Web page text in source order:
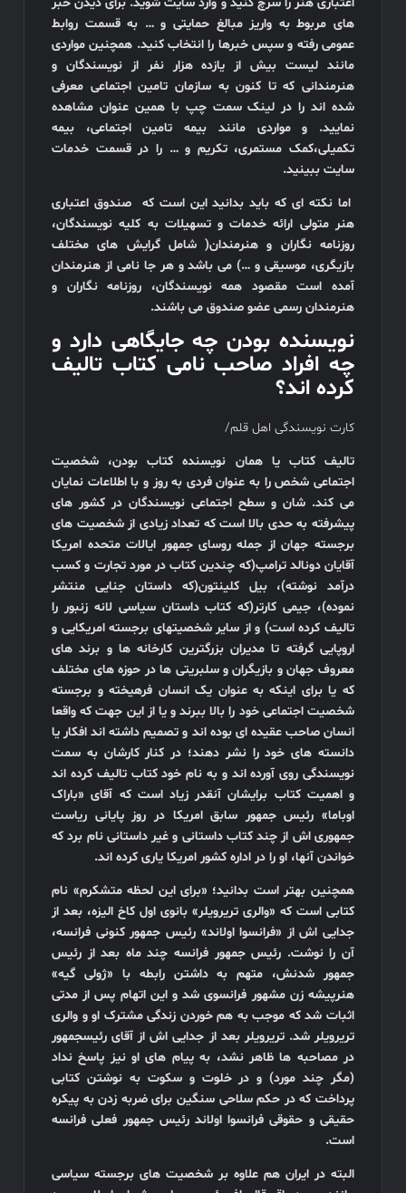
های مربوط به واریز مبالغ حمایتی و … به قسمت روابط
عمومی رفته و سپس خبرها را انتخاب کنید. همچنین مواردی
مانند لیست بیش از یازده هزار نفر از نویسندگان و
هنرمندانی که تا کنون به سازمان تامین اجتماعی معرفی
شده اند را در لینک سمت چپ با همین عنوان مشاهده
نمایید. و مواردی مانند بیمه تامین اجتماعی، بیمه
تکمیلی،کمک مستمری، تکریم و … را در قسمت خدمات
سایت ببینید.
اما نکته ای که باید بدانید این است که صندوق اعتباری
هنر متولی ارائه خدمات و تسهیلات به کلیه نویسندگان،
روزنامه نگاران و هنرمندان( شامل گرایش های مختلف
بازیگری، موسیقی و …) می باشد و هر جا نامی از هنرمندان
آمده است مقصود همه نویسندگان، روزنامه نگاران و
هنرمندان رسمی عضو صندوق می باشند.
نویسنده بودن چه جایگاهی دارد و
چه افراد صاحب نامی کتاب تالیف
کرده اند؟
کارت نویسندگی اهل قلم/
تالیف کتاب یا همان نویسنده کتاب بودن، شخصیت
اجتماعی شخص را به عنوان فردی به روز و با اطلاعات نمایان
می کند. شان و سطح اجتماعی نویسندگان در کشور های
پیشرفته به حدی بالا است که تعداد زیادی از شخصیت های
برجسته جهان از جمله روسای جمهور ایالات متحده امریکا
آقایان دونالد ترامپ(که چندین کتاب در مورد تجارت و کسب
درآمد نوشته)، بیل کلینتون(که داستان جنایی منتشر
نموده)، جیمی کارتر(که کتاب داستان سیاسی لانه زنبور را
تالیف کرده است) و از سایر شخصیتهای برجسته امریکایی و
اروپایی گرفته تا مدیران بزرگترین کارخانه ها و برند های
معروف جهان و بازیگران و سلبریتی ها در حوزه های مختلف
که یا برای اینکه به عنوان یک انسان فرهیخته و برجسته
شخصیت اجتماعی خود را بالا ببرند و یا از این جهت که واقعا
انسان صاحب عقیده ای بوده اند و تصمیم داشته اند افکار یا
دانسته های خود را نشر دهند؛ در کنار کارشان به سمت
نویسندگی روی آورده اند و به نام خود کتاب تالیف کرده اند
و اهمیت کتاب برایشان آنقدر زیاد است که آقای «باراک
اوباما» رئیس جمهور سابق امریکا در روز پایانی ریاست
جمهوری اش از چند کتاب داستانی و غیر داستانی نام برد که
خواندن آنها، او را در اداره کشور امریکا یاری کرده اند.
همچنین بهتر است بدانید؛ «برای این لحظه متشکرم» نام
کتابی است که «والری تریرویلر» بانوی اول کاخ الیزه، بعد از
جدایی اش از «فرانسوا اولاند» رئیس جمهور کنونی فرانسه،
آن را نوشت. رئیس جمهور فرانسه چند ماه بعد از رئیس
جمهور شدنش، متهم به داشتن رابطه با «ژولی گیه»
هنرپیشه زن مشهور فرانسوی شد و این اتهام پس از مدتی
اثبات شد که موجب به هم خوردن زندگی مشترک او و والری
تریرویلر شد. تریرویلر بعد از جدایی اش از آقای رئیسجمهور
در مصاحبه ها ظاهر نشد، به پیام های او نیز پاسخ نداد
(مگر چند مورد) و در خلوت و سکوت به نوشتن کتابی
پرداخت که در حکم سلاحی سنگین برای ضربه زدن به پیکره
حقیقی و حقوقی فرانسوا اولاند رئیس جمهور فعلی فرانسه
است.
البته در ایران هم علاوه بر شخصیت های برجسته سیاسی